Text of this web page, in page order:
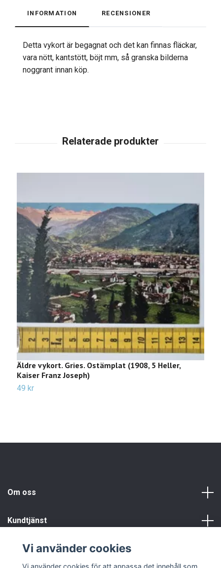
INFORMATION RECENSIONER
Detta vykort är begagnat och det kan finnas fläckar,
vara nött, kantstött, böjt mm, så granska bilderna
noggrant innan köp.
Äldre vykort. Gries. Ostämplat (1908, 5 Heller,
Kaiser Franz Joseph)
49 kr
Om oss
Kundtjänst
Vi använder cookies
Vi använder cookies för att anpassa det innehåll som